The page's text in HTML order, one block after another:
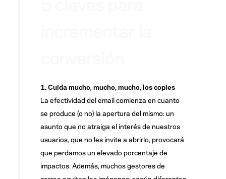
1. Cuida mucho, mucho, mucho, los copies
La efectividad del email comienza en cuanto
se produce (o no) la apertura del mismo: un
asunto que no atraiga el interés de nuestros
usuarios, que no les invite a abrirlo, provocará
que perdamos un elevado porcentaje de
impactos. Además, muchos gestores de